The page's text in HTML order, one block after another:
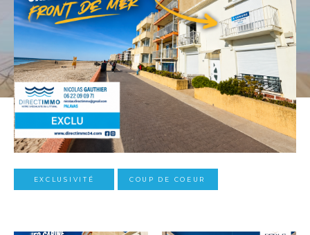
EXCLUSIVITÉ COUP DE COEUR